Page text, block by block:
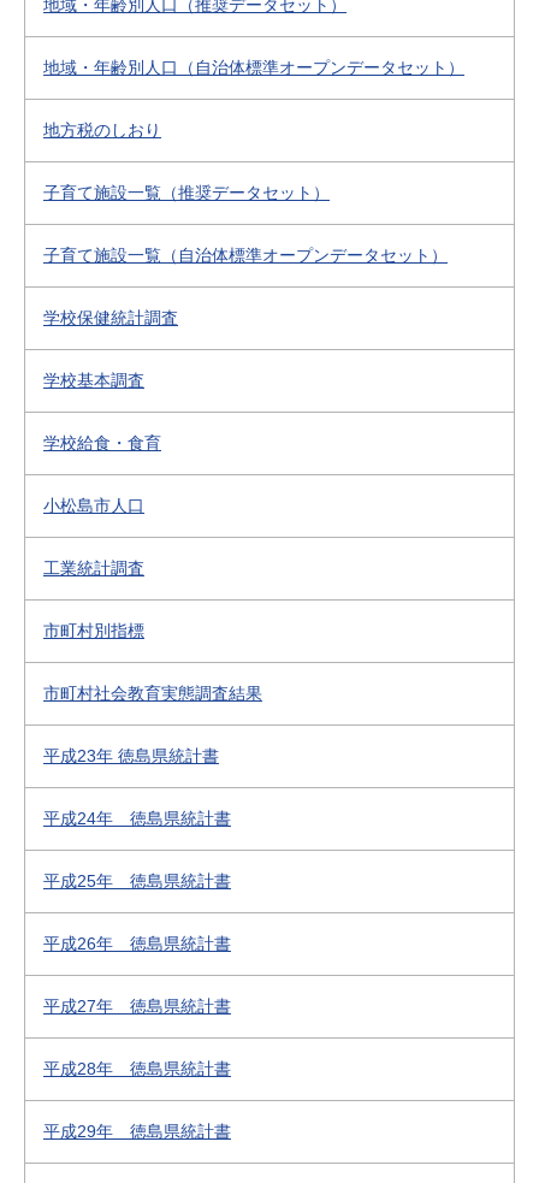
地域・年齢別人口（推奨データセット）
地域・年齢別人口（自治体標準オープンデータセット）
地方税のしおり
子育て施設一覧（推奨データセット）
子育て施設一覧（自治体標準オープンデータセット）
学校保健統計調査
学校基本調査
学校給食・食育
小松島市人口
工業統計調査
市町村別指標
市町村社会教育実態調査結果
平成23年 徳島県統計書
平成24年 徳島県統計書
平成25年 徳島県統計書
平成26年 徳島県統計書
平成27年 徳島県統計書
平成28年 徳島県統計書
平成29年 徳島県統計書